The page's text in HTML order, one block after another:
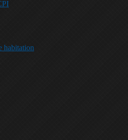
habitation